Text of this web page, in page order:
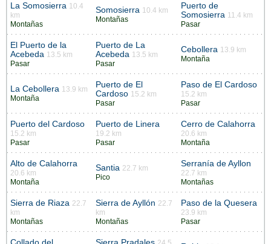
La Somosierra 10.4
km
Montañas
Somosierra 10.4 km
Montañas
Puerto de
Somosierra 11.4 km
Pasar
El Puerto de la
Acebeda 13.5 km
Pasar
Puerto de La
Acebeda 13.5 km
Pasar
Cebollera 13.9 km
Montaña
La Cebollera 13.9 km
Montaña
Puerto de El
Cardoso 15.2 km
Pasar
Paso de El Cardoso
15.2 km
Pasar
Puerto del Cardoso
15.2 km
Pasar
Puerto de Linera
19.2 km
Pasar
Cerro de Calahorra
20.6 km
Montaña
Alto de Calahorra
20.6 km
Montaña
Santia 22.7 km
Pico
Serranía de Ayllon
22.7 km
Montañas
Sierra de Riaza 22.7
km
Montañas
Sierra de Ayllón 22.7
km
Montañas
Paso de la Quesera
23.9 km
Pasar